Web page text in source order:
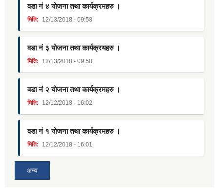
वडा नं ४ योजना तथा कार्यक्रमहरु ।
मिति: 12/13/2018 - 09:58
वडा नं ३ योजना तथा कार्यक्रयहरु ।
मिति: 12/13/2018 - 09:58
वडा नं २ योजना तथा कार्यक्रमहरु ।
मिति: 12/12/2018 - 16:02
वडा नं १ योजना तथा कार्यक्रमहरु ।
मिति: 12/12/2018 - 16:01
अन्य